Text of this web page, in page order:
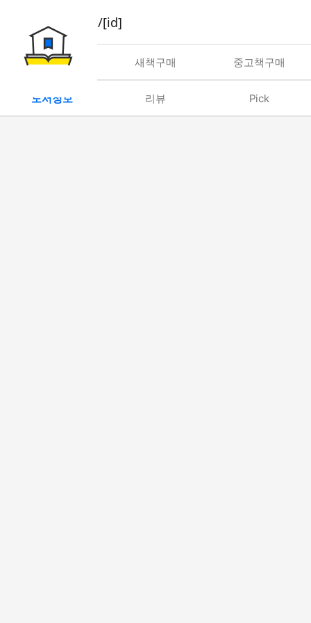
book/rent/[id]
대여 새책구매 중고책구매
도서정보 리뷰 Pick